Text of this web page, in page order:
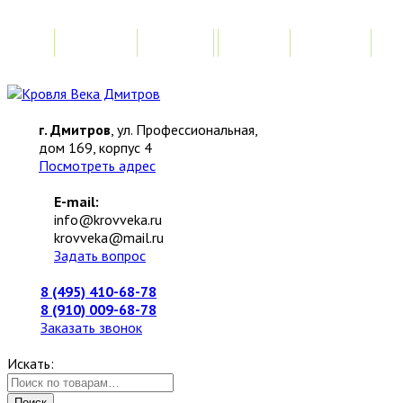
г. Дмитров, ул. Профессиональная,
дом 169, корпус 4
Посмотреть адрес
E-mail:
info@krovveka.ru
krovveka@mail.ru
Задать вопрос
8 (495) 410-68-78
8 (910) 009-68-78
Заказать звонок
Искать: